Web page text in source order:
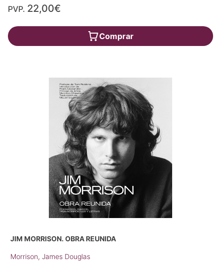
PVP. 22,00€
Comprar
JIM MORRISON. OBRA REUNIDA
Morrison, James Douglas